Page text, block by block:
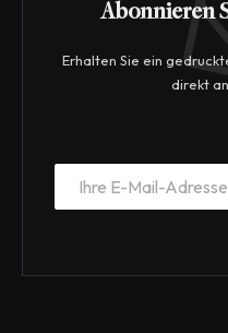
Abonnieren
Erhalten Sie ein
direkt
E
E
a
*